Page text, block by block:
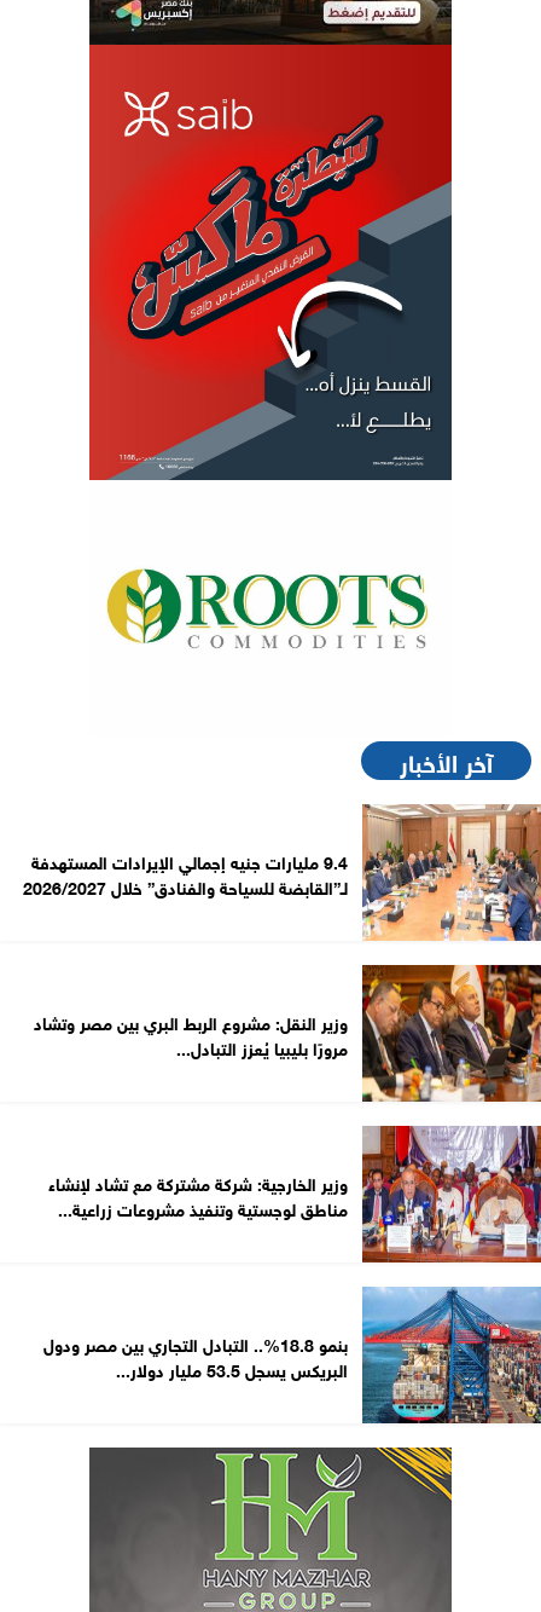
آخر الأخبار
9.4 مليارات جنيه إجمالي الإيرادات المستهدفة
لـ”القابضة للسياحة والفنادق” خلال 2026/2027
وزير النقل: مشروع الربط البري بين مصر وتشاد
مرورًا بليبيا يُعزز التبادل...
وزير الخارجية: شركة مشتركة مع تشاد لإنشاء
مناطق لوجستية وتنفيذ مشروعات زراعية...
بنمو 18.8%.. التبادل التجاري بين مصر ودول
البريكس يسجل 53.5 مليار دولار...